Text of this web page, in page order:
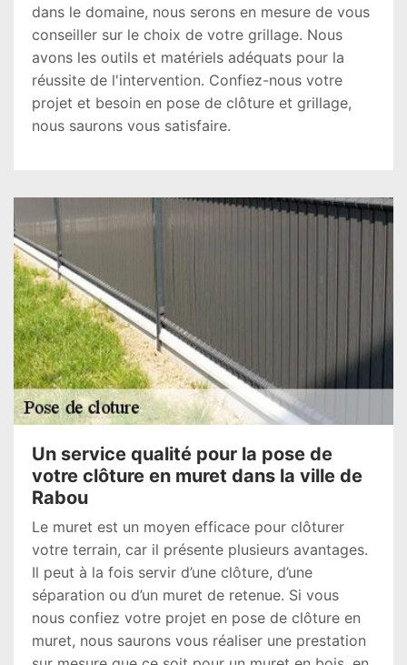
dans le domaine, nous serons en mesure de vous
conseiller sur le choix de votre grillage. Nous
avons les outils et matériels adéquats pour la
réussite de l'intervention. Confiez-nous votre
projet et besoin en pose de clôture et grillage,
nous saurons vous satisfaire.
Un service qualité pour la pose de
votre clôture en muret dans la ville de
Rabou
Le muret est un moyen efficace pour clôturer
votre terrain, car il présente plusieurs avantages.
Il peut à la fois servir d’une clôture, d’une
séparation ou d’un muret de retenue. Si vous
nous confiez votre projet en pose de clôture en
muret, nous saurons vous réaliser une prestation